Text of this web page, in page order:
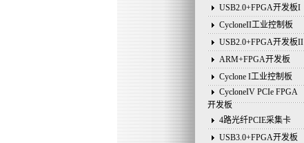
USB2.0+FPGA开发板I
CycloneII工业控制板
USB2.0+FPGA开发板II
ARM+FPGA开发板
Cyclone I工业控制板
CycloneIV PCIe FPGA
开发板
4路光纤PCIE采集卡
USB3.0+FPGA开发板